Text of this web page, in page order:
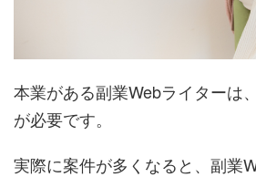
本業がある副業Webライターは
が必要です。
実際に案件が多くなると、副業